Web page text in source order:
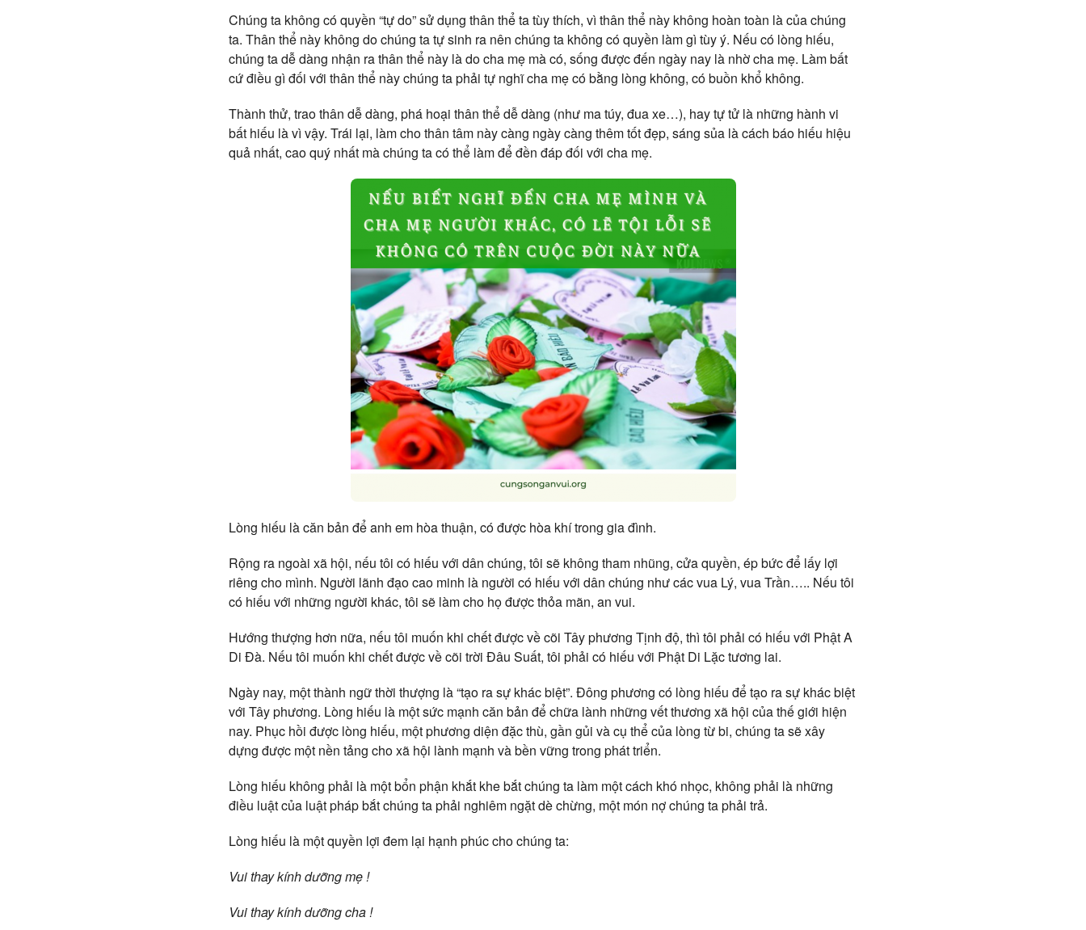
Chúng ta không có quyền “tự do” sử dụng thân thể ta tùy thích, vì thân thể này không hoàn toàn là của chúng
ta. Thân thể này không do chúng ta tự sinh ra nên chúng ta không có quyền làm gì tùy ý. Nếu có lòng hiếu,
chúng ta dễ dàng nhận ra thân thể này là do cha mẹ mà có, sống được đến ngày nay là nhờ cha mẹ. Làm bất
cứ điều gì đối với thân thể này chúng ta phải tự nghĩ cha mẹ có bằng lòng không, có buồn khổ không.
Thành thử, trao thân dễ dàng, phá hoại thân thể dễ dàng (như ma túy, đua xe…), hay tự tử là những hành vi
bất hiếu là vì vậy. Trái lại, làm cho thân tâm này càng ngày càng thêm tốt đẹp, sáng sủa là cách báo hiếu hiệu
quả nhất, cao quý nhất mà chúng ta có thể làm để đền đáp đối với cha mẹ.
Lòng hiếu là căn bản để anh em hòa thuận, có được hòa khí trong gia đình.
Rộng ra ngoài xã hội, nếu tôi có hiếu với dân chúng, tôi sẽ không tham nhũng, cửa quyền, ép bức để lấy lợi
riêng cho mình. Người lãnh đạo cao minh là người có hiếu với dân chúng như các vua Lý, vua Trần….. Nếu tôi
có hiếu với những người khác, tôi sẽ làm cho họ được thỏa mãn, an vui.
Hướng thượng hơn nữa, nếu tôi muốn khi chết được về cõi Tây phương Tịnh độ, thì tôi phải có hiếu với Phật A
Di Đà. Nếu tôi muốn khi chết được về cõi trời Đâu Suất, tôi phải có hiếu với Phật Di Lặc tương lai.
Ngày nay, một thành ngữ thời thượng là “tạo ra sự khác biệt”. Đông phương có lòng hiếu để tạo ra sự khác biệt
với Tây phương. Lòng hiếu là một sức mạnh căn bản để chữa lành những vết thương xã hội của thế giới hiện
nay. Phục hồi được lòng hiếu, một phương diện đặc thù, gần gủi và cụ thể của lòng từ bi, chúng ta sẽ xây
dựng được một nền tảng cho xã hội lành mạnh và bền vững trong phát triển.
Lòng hiếu không phải là một bổn phận khắt khe bắt chúng ta làm một cách khó nhọc, không phải là những
điều luật của luật pháp bắt chúng ta phải nghiêm ngặt dè chừng, một món nợ chúng ta phải trả.
Lòng hiếu là một quyền lợi đem lại hạnh phúc cho chúng ta:
Vui thay kính dưỡng mẹ !
Vui thay kính dưỡng cha !